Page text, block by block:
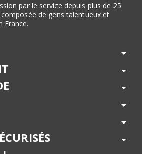
par le service depuis plus de 25
de gens talentueux et
France.
arrow_drop_down
arrow_drop_down
arrow_drop_down
arrow_drop_down
arrow_drop_down
arrow_drop_down